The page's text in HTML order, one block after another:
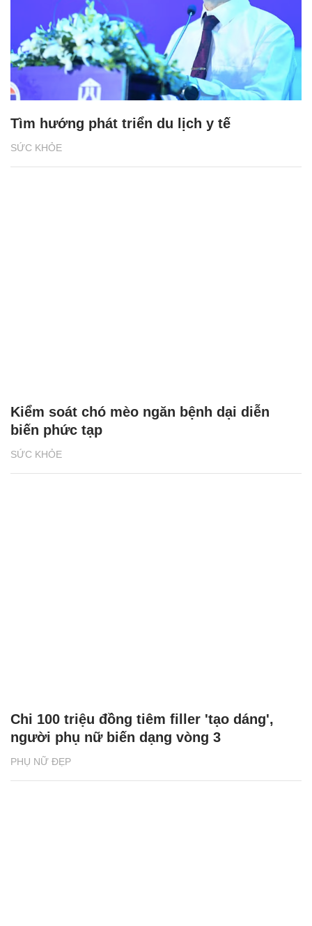
SỨC KHỎE
Tìm hướng phát triển du lịch y tế
SỨC KHỎE
Kiểm soát chó mèo ngăn bệnh dại diễn
biến phức tạp
PHỤ NỮ ĐẸP
Chi 100 triệu đồng tiêm filler 'tạo dáng',
người phụ nữ biến dạng vòng 3